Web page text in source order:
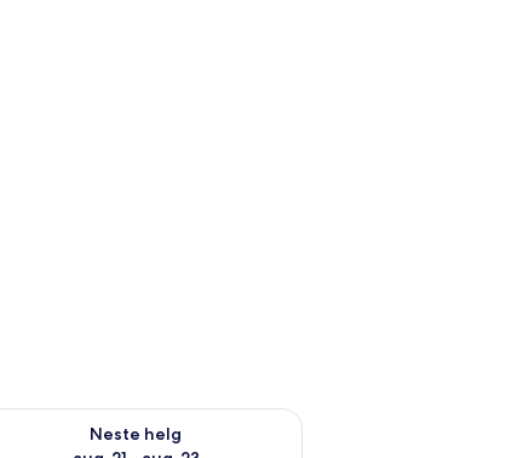
- aug. 16
Neste helg
tilgjengelighet for neste helg, aug. 21 - aug. 23